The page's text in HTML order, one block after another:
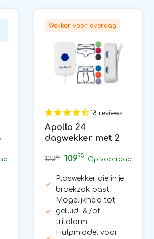
Wekker voor overdag
18 reviews
Apollo 24
dagwekker met 2
12385 10995 Op voorraad
Plaswekker die in je
broekzak past
Mogelijkheid tot
geluid- &/of
trilalarm
Hulpmiddel voor